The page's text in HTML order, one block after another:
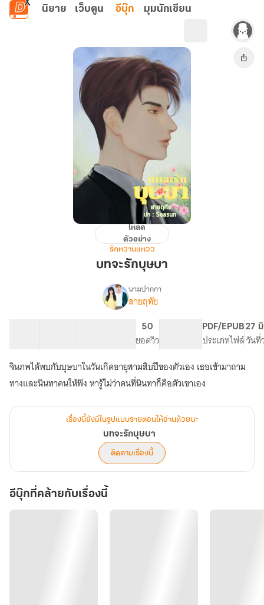
ข้ามไปยังเนื้อหาหลัก
นิยาย เว็บตูน อีบุ๊ก มุมนักเขียน
โหลด
ตัวอย่าง
รักหวานแหวว
บทจะรักบุษบา
เรื่อง
จะ
รัก
บุษบา
นามปากกา
สายฤทัย
50
ยอดวิว
PDF/EPUB
ประเภทไฟล์
27
วันที่
จินภพได้พบกับบุษบาในวันเกิดอายุสามสิบปีของตัวเอง เธอเข้ามาถาม
ทางและนินทาคนให้ฟัง หารู้ไม่ว่าคนที่นินทาก็คือตัวเขาเอง
เรื่องนี้ยังมีในรูปแบบรายตอนให้อ่านด้วยนะ
บทจะรักบุษบา
ติดตามเรื่องนี้
อีบุ๊กที่คล้ายกับเรื่องนี้